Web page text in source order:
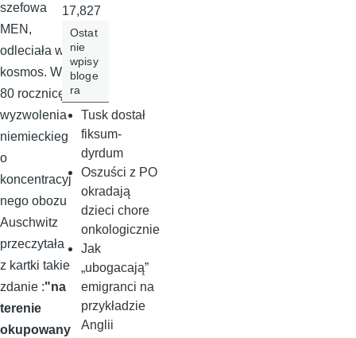
szefowa
MEN,
odleciała w
kosmos. W
80 rocznicę
wyzwolenia
niemieckieg
o
koncentracyj
nego obozu
Auschwitz
przeczytała
z kartki takie
zdanie :"na
terenie
okupowany
17,827
Ostat
nie
wpisy
bloge
ra
Tusk dostał
fiksum-
dyrdum
Oszuści z PO
okradają
dzieci chore
onkologicznie
Jak
„ubogacają”
emigranci na
przykładzie
Anglii